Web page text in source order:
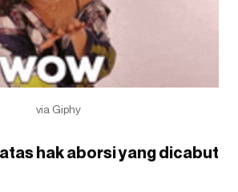
via Giphy
hak aborsi yang dicabut